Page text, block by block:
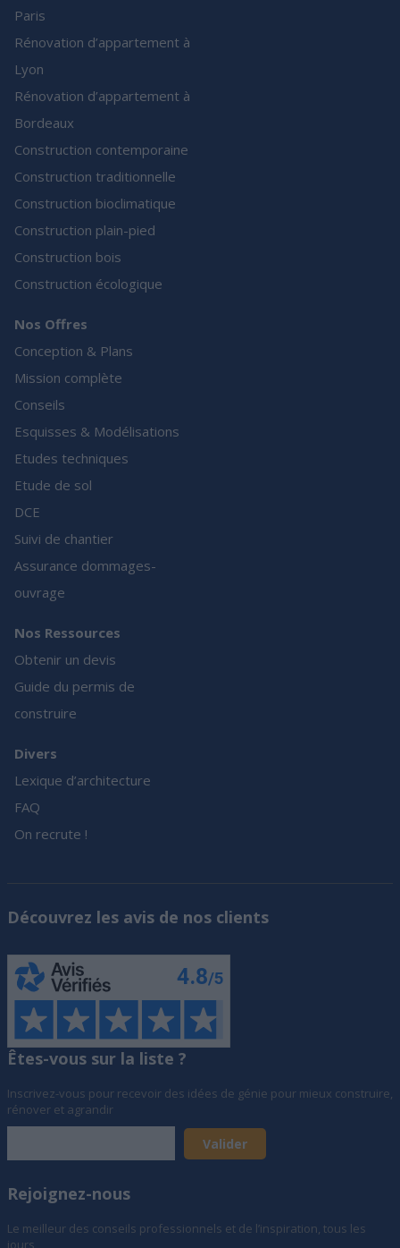
Paris
Rénovation d’appartement à
Lyon
Rénovation d’appartement à
Bordeaux
Construction contemporaine
Construction traditionnelle
Construction bioclimatique
Construction plain-pied
Construction bois
Construction écologique
Nos Offres
Conception & Plans
Mission complète
Conseils
Esquisses & Modélisations
Etudes techniques
Etude de sol
DCE
Suivi de chantier
Assurance dommages-
ouvrage
Nos Ressources
Obtenir un devis
Guide du permis de
construire
Divers
Lexique d’architecture
FAQ
On recrute !
Découvrez les avis de nos clients
Êtes-vous sur la liste ?
Inscrivez-vous pour recevoir des idées de génie pour mieux construire,
rénover et agrandir
Rejoignez-nous
Le meilleur des conseils professionnels et de l’inspiration, tous les
jours